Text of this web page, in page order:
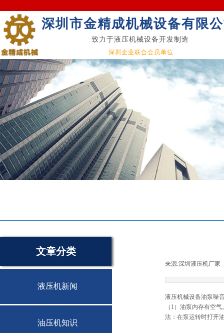
致力于液压机械设备开发制造
深圳市金精成机械设备有限
深圳企业联合会员单位
文章分类
来源:深圳液压机厂家
液压机械设备油泵噪
（1）油泵内存有空
法：在泵运转时打开
液压机新闻
油压机知识